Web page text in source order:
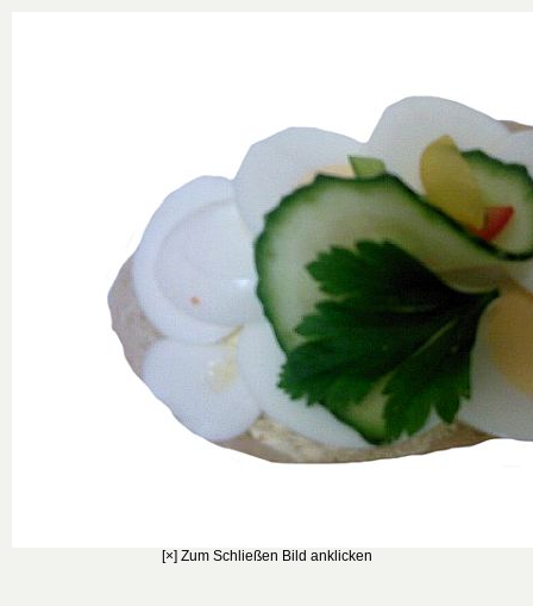
[×] Zum Schließen Bild anklicken